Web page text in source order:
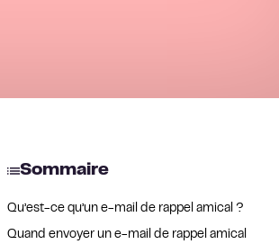
Sommaire
Qu’est-ce qu’un e-mail de rappel amical ?
Quand envoyer un e-mail de rappel amical